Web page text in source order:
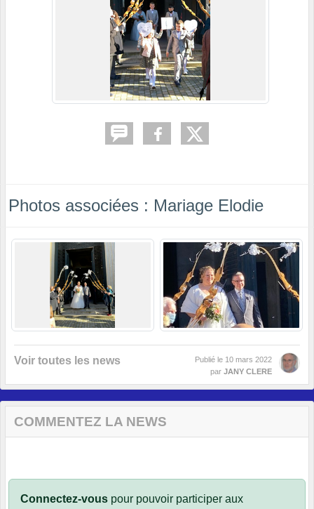
Photos associées : Mariage Elodie
Voir toutes les news Publié le 10 mars 2022
par JANY CLERE
COMMENTEZ LA NEWS
Connectez-vous pour pouvoir participer aux